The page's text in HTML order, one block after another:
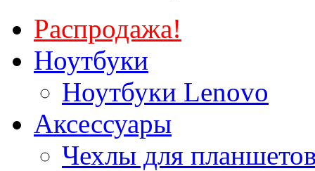
Распродажа!
Ноутбуки
Ноутбуки Lenovo
Аксессуары
Чехлы для